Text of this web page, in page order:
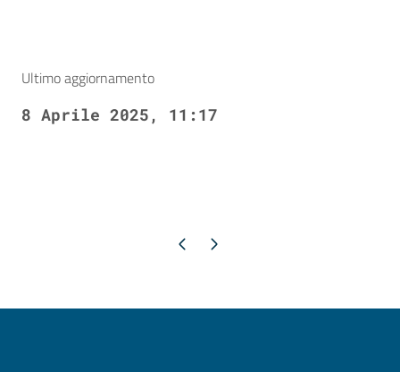
Ultimo aggiornamento
8 Aprile 2025, 11:17
Pagina precedente
Pagina successiva